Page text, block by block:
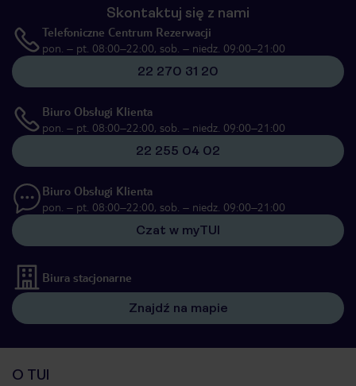
Skontaktuj się z nami
Telefoniczne Centrum Rezerwacji
pon. – pt. 08:00–22:00, sob. – niedz. 09:00–21:00
22 270 31 20
Biuro Obsługi Klienta
pon. – pt. 08:00–22:00, sob. – niedz. 09:00–21:00
22 255 04 02
Biuro Obsługi Klienta
pon. – pt. 08:00–22:00, sob. – niedz. 09:00–21:00
Czat w myTUI
Biura stacjonarne
Znajdź na mapie
O TUI